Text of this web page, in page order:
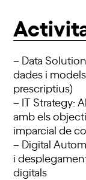
– Data
dades i
prescriptius)
– IT Strategy:
amb els
imparcial de
– Digital
i
digitals